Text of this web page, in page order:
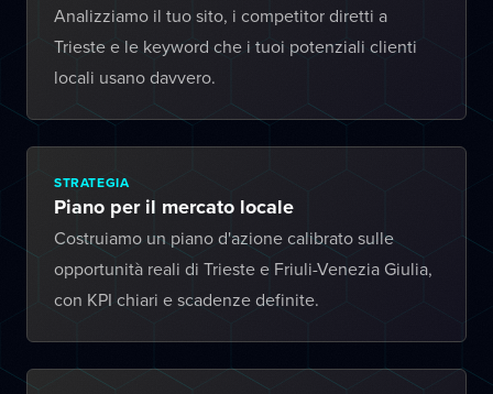
Analizziamo il tuo sito, i competitor diretti a
Trieste e le keyword che i tuoi potenziali clienti
locali usano davvero.
STRATEGIA
Piano per il mercato locale
Costruiamo un piano d'azione calibrato sulle
opportunità reali di Trieste e Friuli-Venezia Giulia,
con KPI chiari e scadenze definite.